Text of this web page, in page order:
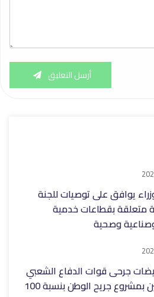
أرسل التعليق
يوافق على توصيات للجنة
متعلقة بقطاعات خدمية
وصحية
جرحى قوات الدفاع الشعبي
المشمولين بمشروع جريح الوطن بنسبة 100